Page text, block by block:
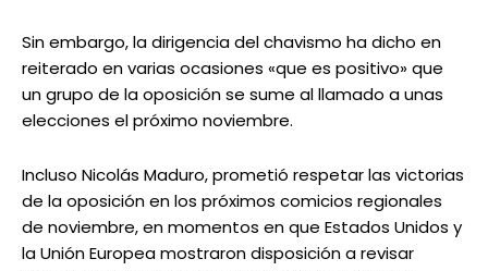
Sin embargo, la dirigencia del chavismo ha dicho en
reiterado en varias ocasiones «que es positivo» que
un grupo de la oposición se sume al llamado a unas
elecciones el próximo noviembre.
Incluso Nicolás Maduro, prometió respetar las victorias
de la oposición en los próximos comicios regionales
de noviembre, en momentos en que Estados Unidos y
la Unión Europea mostraron disposición a revisar